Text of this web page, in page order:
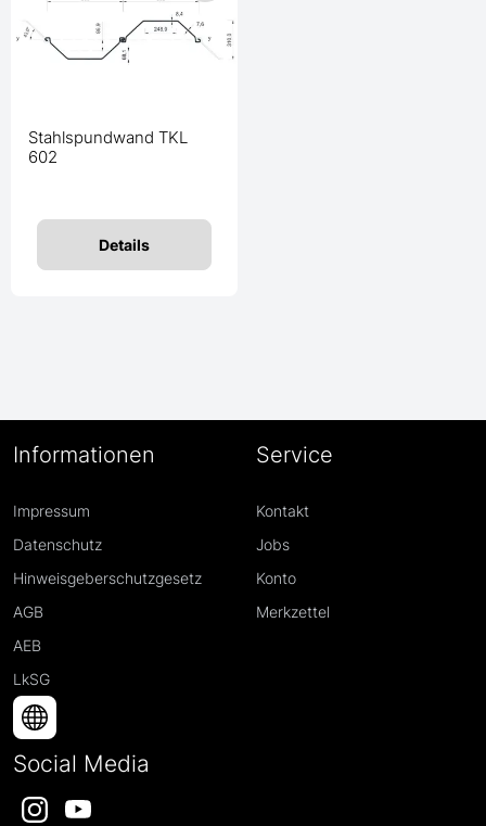
Stahlspundwand TKL
602
Details
Informationen
Impressum
Datenschutz
Hinweisgeberschutzgesetz
AGB
AEB
LkSG
Service
Kontakt
Jobs
Konto
Merkzettel
Social Media
InstagramYouTube